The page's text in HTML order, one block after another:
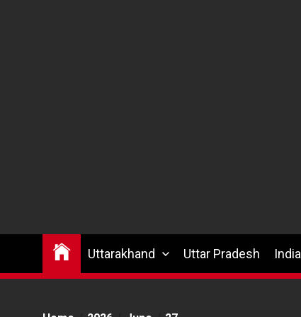
Uttarakhand Uttar Pradesh India